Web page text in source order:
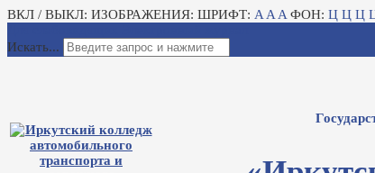
ВКЛ / ВЫКЛ: ИЗОБРАЖЕНИЯ: ШРИФТ: A A A ФОН: Ц Ц Ц
Искать...